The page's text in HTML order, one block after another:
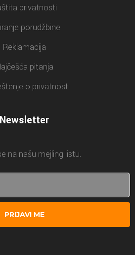
privatnosti
porudžbine
Reklamacija
pitanja
o privatnosti
Newsletter
na našu mejling listu.
PRIJAVI ME